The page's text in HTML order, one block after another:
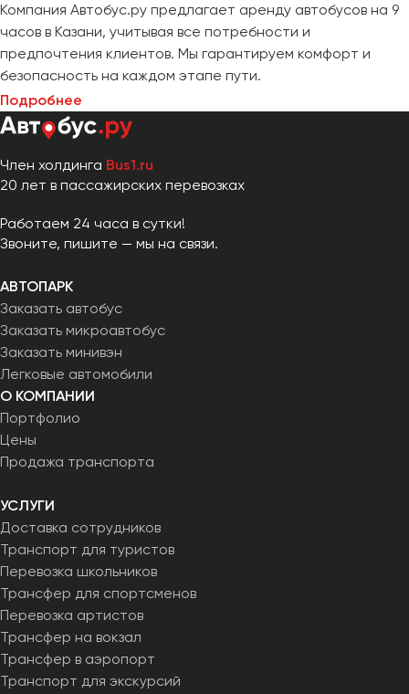
Компания Автобус.ру предлагает аренду автобусов на 9
часов в Казани, учитывая все потребности и
предпочтения клиентов. Мы гарантируем комфорт и
безопасность на каждом этапе пути.
Подробнее
Член холдинга Bus1.ru
20 лет в пассажирских перевозках
Работаем 24 часа в сутки!
Звоните, пишите — мы на связи.
АВТОПАРК
Заказать автобус
Заказать микроавтобус
Заказать минивэн
Легковые автомобили
О КОМПАНИИ
Портфолио
Цены
Продажа транспорта
УСЛУГИ
Доставка сотрудников
Транспорт для туристов
Перевозка школьников
Трансфер для спортсменов
Перевозка артистов
Трансфер на вокзал
Трансфер в аэропорт
Транспорт для экскурсий